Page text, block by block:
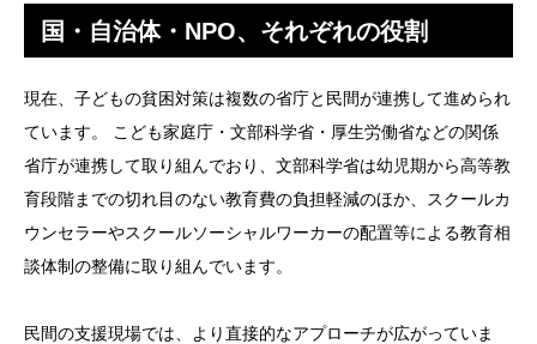
国・自治体・NPO、それぞれの役割
現在、子どもの貧困対策は複数の省庁と民間が連携して進められ
ています。 こども家庭庁・文部科学省・厚生労働省などの関係
省庁が連携して取り組んでおり、文部科学省は幼児期から高等教
育段階までの切れ目のない教育費の負担軽減のほか、スクールカ
ウンセラーやスクールソーシャルワーカーの配置等による教育相
談体制の整備に取り組んでいます。
民間の支援現場では、より直接的なアプローチが広がっていま